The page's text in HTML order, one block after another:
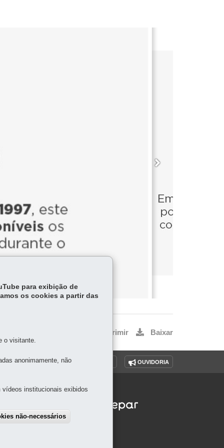
Imprimir Baixar
SITE DENUNCIE CORRUPÇÃO OUVIDORIA
para exibição de
os cookies a partir das
o visitante.
anonimamente, não
vídeos institucionais exibidos
não-necessários